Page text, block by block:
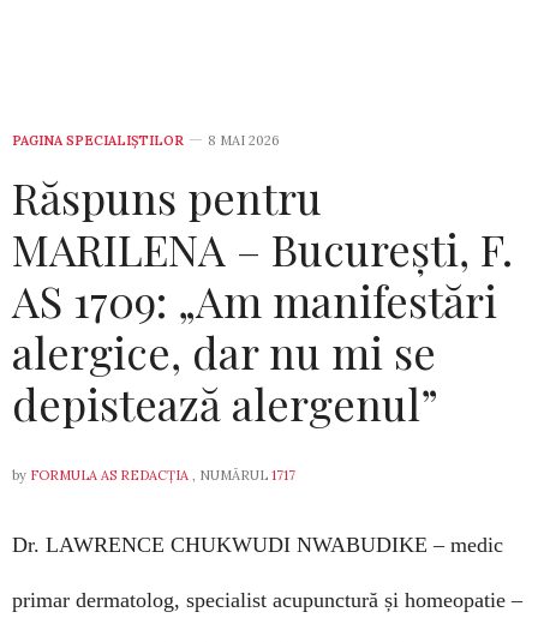
PAGINA SPECIALIȘTILOR 8 MAI 2026
Răspuns pentru
MARILENA – București, F.
AS 1709: „Am manifestări
alergice, dar nu mi se
depistează alergenul”
by FORMULA AS REDACȚIA , NUMĂRUL 1717
Dr. LAWRENCE CHUKWUDI NWABUDIKE – medic
primar dermatolog, specialist acupunctură și homeopatie –